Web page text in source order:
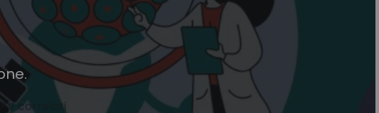
correlati